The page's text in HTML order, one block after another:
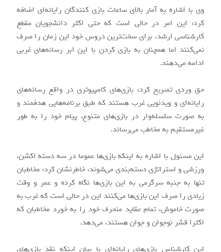
وی با اشاره به آمار بالای ساعات بازی کنندگان رایانه‌ای اضافه
کرد: این امر در حالی است که حتی اکثر دانشجویان مقطع
کارشناسی ارشد، برای سخت‌ترین دروس خود این زمان را صرف
نمی‌کنند اما همچنان به بازی کردن با این ابر رسانه‌های غربی
ادامه می‌دهند.
حق وردی تصریح کرد: بازی‌های کامپیوتری در واقع رسانه‌های
رایانه‌ای و ویدئویی غرب هستند که طبق برنامه‌هایی هدفمند و
به صورت سلسله‌وار در بازی‌های متنوع، پیام خود را به طور
غیرمستقیم به مخاطب می‌رساند.
این مسئول با اشاره به اینکه بازی‌ها عموما در سه دسته اکشن،
ورزشی و استراتژی دسته‌بندی می‌شوند، خاطرنشان کرد: مخاطبان
تنها به جنبه سرگرمی به این بازی‌ها نگاه کرده و عمر و وقت
زیادی را صرف این بازی‌ها می‌کنند این در حالی است که غرب به
صورت خاموش، تمام عقاید منحرف خود را به خورد مخاطبان که
اکثرا قشر نوجوان و جوان هستند، می‌دهد.
این کارشناس بازی‌های رایانه‌ای با بیان اینکه نقد بازی‌های